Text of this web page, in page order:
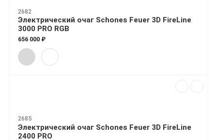
2682
Электрический очаг Schones Feuer 3D FireLine
3000 PRO RGB
656 000 ₽
2685
Электрический очаг Schones Feuer 3D FireLine
2400 PRO